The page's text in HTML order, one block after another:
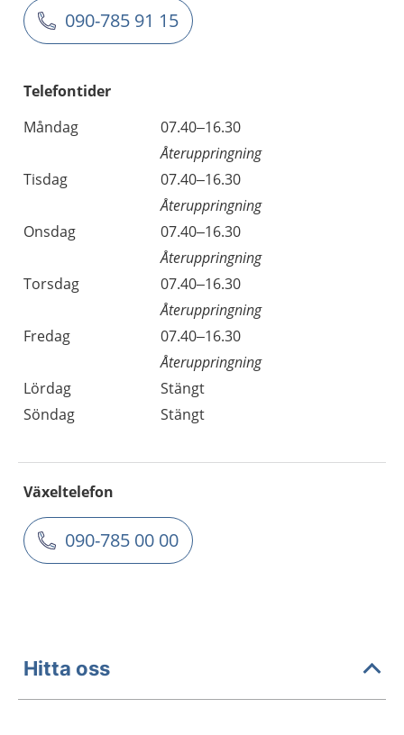
090-785 91 15
Telefontider
Måndag
07.40–16.30
Återuppringning
Tisdag
07.40–16.30
Återuppringning
Onsdag
07.40–16.30
Återuppringning
Torsdag
07.40–16.30
Återuppringning
Fredag
07.40–16.30
Återuppringning
Lördag
Stängt
Söndag
Stängt
Växeltelefon
090-785 00 00
Hitta oss